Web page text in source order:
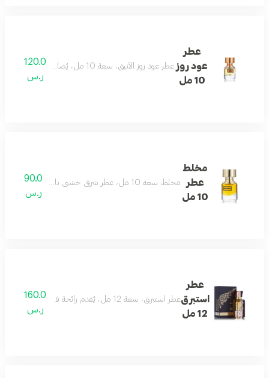
عطر
عود روز
10 مل
عطر عود روز الأنيق، سعة 10 مل، يُضاف إلى فئة الزيوت المركزة بعبير الأزهار الشرقية الشهية.
120.0
ر.س
مخلط
عطر
10 مل
مخلط، سعة 10 مل، عطر شرقي خشبي ناعم ومسكي. بمقدمة من البرغموت والزعفران ورائحة البسكويت الطازج
90.0
ر.س
عطر
استبرق
12 مل
عطر استبرق، سعة 12 مل، يُقدم رائحة فوجير العنبر الحارة الدائمة مع نفحات خشبية غنية، في زجاجة مميزة تترك أثرًا ملكيًا
160.0
ر.س